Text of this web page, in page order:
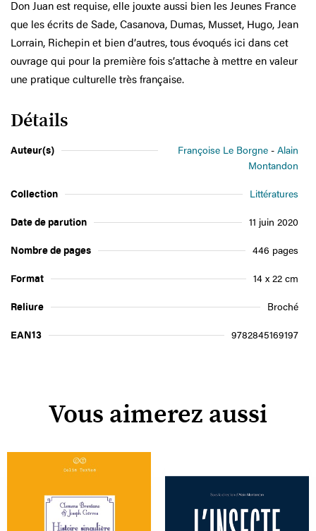
Don Juan est requise, elle jouxte aussi bien les Jeunes France
que les écrits de Sade, Casanova, Dumas, Musset, Hugo, Jean
Lorrain, Richepin et bien d’autres, tous évoqués ici dans cet
ouvrage qui pour la première fois s’attache à mettre en valeur
une pratique culturelle très française.
Détails
Auteur(s) Françoise Le Borgne
Alain
Montandon
Collection Littératures
Date de parution 11 juin 2020
Nombre de pages 446 pages
Format 14 x 22 cm
Reliure Broché
EAN13 9782845169197
Vous aimerez aussi